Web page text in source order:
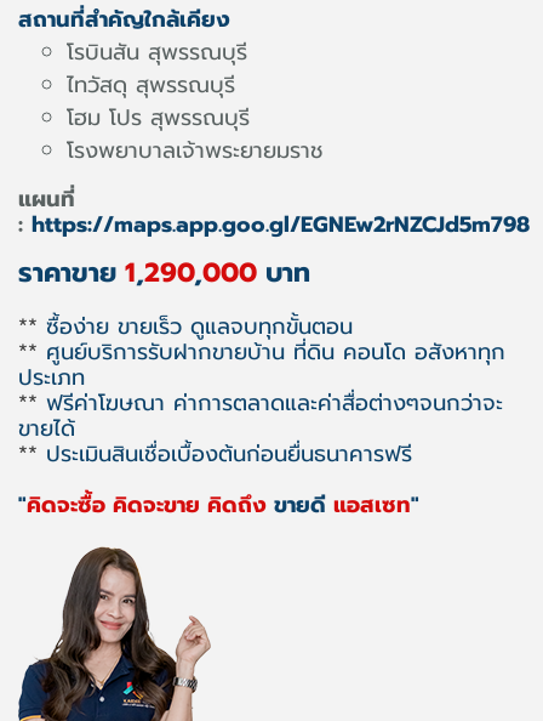
สถานที่สำคัญใกล้เคียง
โรบินสัน สุพรรณบุรี
ไทวัสดุ สุพรรณบุรี
โฮม โปร สุพรรณบุรี
โรงพยาบาลเจ้าพระยายมราช
แผนที่
: https://maps.app.goo.gl/EGNEw2rNZCJd5m798
ราคาขาย 1,290,000 บาท
** ซื้อง่าย ขายเร็ว ดูแลจบทุกขั้นตอน
** ศูนย์บริการรับฝากขายบ้าน ที่ดิน คอนโด อสังหาทุก
ประเภท
** ฟรีค่าโฆษณา ค่าการตลาดและค่าสื่อต่างๆจนกว่าจะ
ขายได้
** ประเมินสินเชื่อเบื้องต้นก่อนยื่นธนาคารฟรี
"คิดจะซื้อ คิดจะขาย คิดถึง ขายดี แอสเซท"